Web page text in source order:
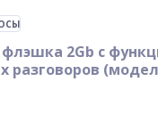
2Gb с
разговоров